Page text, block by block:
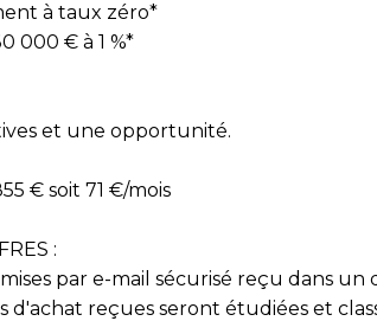
à taux zéro*
000 € à 1 %*
et une opportunité.
€ soit 71 €/mois
:
par e-mail sécurisé reçu dans un
d'achat reçues seront étudiées et